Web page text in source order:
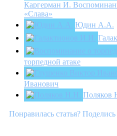
Каргерман И.
«Слава»
Юдин А.А.
торпедной атаке
Иванович
Поляков
Понравилась статья?